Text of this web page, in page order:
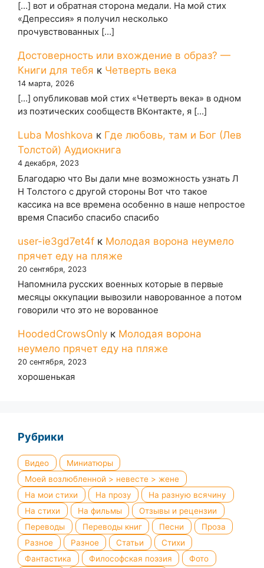
[…] вот и обратная сторона медали. На мой стих
«Депрессия» я получил несколько
прочувствованных […]
Достоверность или вхождение в образ? —
Книги для тебя к Четверть века
14 марта, 2026
[…] опубликовав мой стих «Четверть века» в одном
из поэтических сообществ ВКонтакте, я […]
Luba Moshkova к Где любовь, там и Бог (Лев
Толстой) Аудиокнига
4 декабря, 2023
Благодарю что Вы дали мне возможность узнать Л
Н Толстого с другой стороны Вот что такое
кассика на все времена особенно в наше непростое
время Спасибо спасибо спасибо
user-ie3gd7et4f к Молодая ворона неумело
прячет еду на пляже
20 сентября, 2023
Напомнила русских военных которые в первые
месяцы оккупации вывозили наворованное а потом
говорили что это не ворованное
HoodedCrowsOnly к Молодая ворона
неумело прячет еду на пляже
20 сентября, 2023
хорошенькая
Рубрики
Видео
Миниатюры
Моей возлюбленной > невесте > жене
На мои стихи
На прозу
На разную всячину
На стихи
На фильмы
Отзывы и рецензии
Переводы
Переводы книг Песни
Проза
Разное
Разное Статьи
Стихи
Фантастика
Философская поэзия
Фото